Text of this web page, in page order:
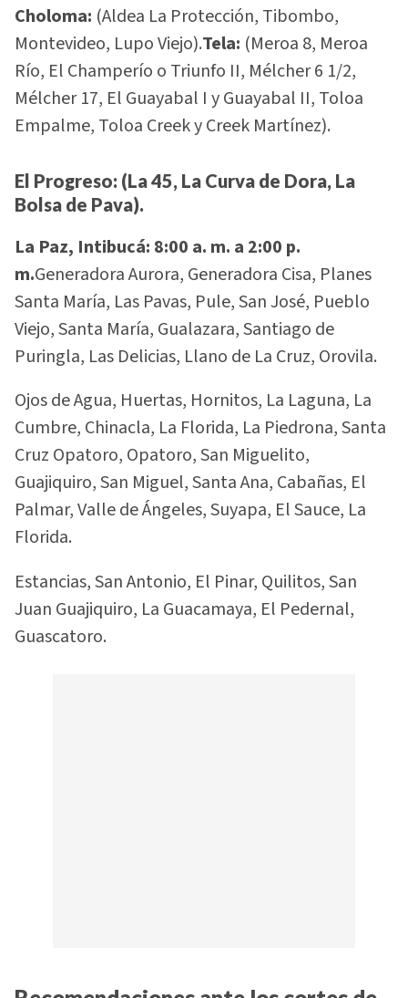
Choloma: (Aldea La Protección, Tibombo,
Montevideo, Lupo Viejo).Tela: (Meroa 8, Meroa
Río, El Champerío o Triunfo II, Mélcher 6 1/2,
Mélcher 17, El Guayabal I y Guayabal II, Toloa
Empalme, Toloa Creek y Creek Martínez).
El Progreso: (La 45, La Curva de Dora, La
Bolsa de Pava).
La Paz, Intibucá: 8:00 a. m. a 2:00 p.
m.Generadora Aurora, Generadora Cisa, Planes
Santa María, Las Pavas, Pule, San José, Pueblo
Viejo, Santa María, Gualazara, Santiago de
Puringla, Las Delicias, Llano de La Cruz, Orovila.
Ojos de Agua, Huertas, Hornitos, La Laguna, La
Cumbre, Chinacla, La Florida, La Piedrona, Santa
Cruz Opatoro, Opatoro, San Miguelito,
Guajiquiro, San Miguel, Santa Ana, Cabañas, El
Palmar, Valle de Ángeles, Suyapa, El Sauce, La
Florida.
Estancias, San Antonio, El Pinar, Quilitos, San
Juan Guajiquiro, La Guacamaya, El Pedernal,
Guascatoro.